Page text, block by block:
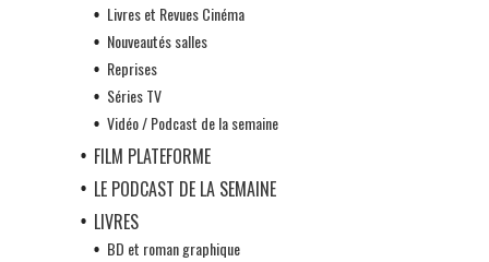
Livres et Revues Cinéma
Nouveautés salles
Reprises
Séries TV
Vidéo / Podcast de la semaine
FILM PLATEFORME
LE PODCAST DE LA SEMAINE
LIVRES
BD et roman graphique